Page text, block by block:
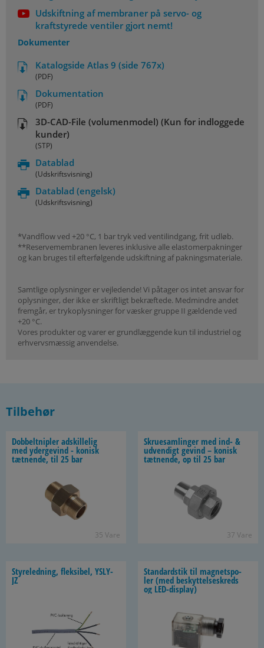
Udskiftning af membraner på servo- og
kraftstyrede ventiler gjort nemt!
Dokumenter
Katalogside Atlas 9 (side 767x)
(PDF)
Dokumentation
(PDF)
3D-CAD-File (volumenmodel) (Kun for indloggede
kunder)
(STP)
Datablad
(Udskriftsvisning)
Datablad (engelsk)
(Udskriftsvisning)
*Vandflow ved +20 °C, 1 bar tryk ved ventilindgang, frit udløb.
**Reservemembranen leveres inklusive alle elastomerpakninger
og kan bruges til efterfølgende udskiftning af pakningsmateriale.
Samtlige oplysninger er vejledende! Vi påtager os intet ansvar for
oplysninger, der ikke er skriftligt bekræftede. Medmindre andet
fremgår, er trykoplysninger for væsker gruppe II gældende ved
+20 °C.
Vores produkter og varer er grundlæggende kun til industriel og
erhvervsmæssig anvendelse.
Tilbehør
Dob­belt­nip­ler ad­skil­le­lig
med yder­ge­vind - ko­nisk
tæt­nen­de, til 25 bar
35 Vare
Skru­e­sam­lin­ger med ind- &
ud­ven­digt ge­vind – ko­nisk
tæt­nen­de, op til 25 bar
37 Vare
Sty­re­led­ning, flek­si­bel, YSLY-​
JZ
Stan­dards­tik til mag­netspo­
ler (med be­skyt­tel­ses­kreds
og LED-​display)